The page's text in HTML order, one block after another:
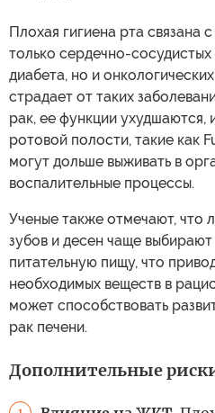
Плохая гигиена рта связана
только сердечно-сосудистых
диабета, но и
страдает от таких
рак, ее функции ухудшаются,
ротовой полости, такие как
могут дольше выживать в
воспалительные процессы.
Ученые также отмечают, что
зубов и десен чаще
питательную пищу, что
необходимых веществ в
может способствовать
рак печени.
Дополнительные